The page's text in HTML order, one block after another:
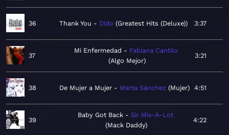
36 Thank You Dido Greatest Hits (Deluxe) 3:37
37
Mi Enfermedad
Fabiana Cantilo
Algo Mejor
3:21
38 De Mujer a Mujer Marta Sánchez Mujer 4:51
39
Baby Got Back
Sir Mix-A-Lot
Mack Daddy
4:22